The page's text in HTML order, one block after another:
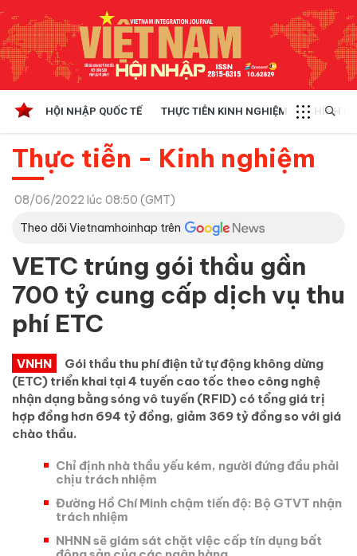
HỘI NHẬP QUỐC TẾ THỰC TIỄN KINH NGHIỆM CHÍNH
Thực tiễn - Kinh nghiệm
08/06/2022 lúc 08:50 (GMT)
Theo dõi Vietnamhoinhap trên
VETC trúng gói thầu gần
700 tỷ cung cấp dịch vụ thu
phí ETC
VNHN
Gói thầu thu phí điện tử tự động không dừng
(ETC) triển khai tại 4 tuyến cao tốc theo công nghệ
nhận dạng bằng sóng vô tuyến (RFID) có tổng giá trị
hợp đồng hơn 694 tỷ đồng, giảm 369 tỷ đồng so với giá
chào thầu.
Chỉ định nhà thầu yếu kém, người đứng đầu phải
chịu trách nhiệm
Đường Hồ Chí Minh chậm tiến độ: Bộ GTVT nhận
trách nhiệm
NHNN sẽ giám sát chặt việc cấp tín dụng bất